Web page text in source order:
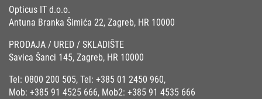
Opticus IT d.o.o.
Antuna Branka Šimića 22, Zagreb, HR 10000
PRODAJA / URED / SKLADIŠTE
Savica Šanci 145, Zagreb, HR 10000
Tel: 0800 200 505, Tel: +385 01 2450 960,
Mob: +385 91 4525 666, Mob2: +385 91 4535 666